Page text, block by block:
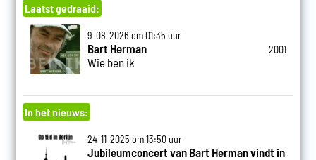
Laatst gedraaid:
9-08-2026 om 01:35 uur
Bart Herman
Wie ben ik
2001
In het nieuws:
24-11-2025 om 13:50 uur
Jubileumconcert van Bart Herman vindt in